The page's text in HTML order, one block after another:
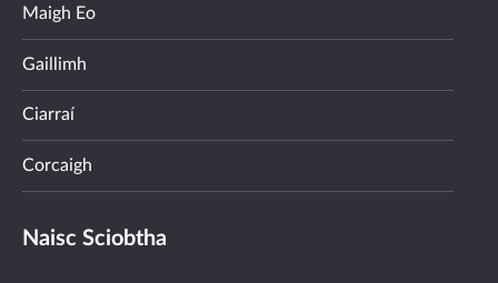
Maigh Eo
Gaillimh
Ciarraí
Corcaigh
Naisc Sciobtha